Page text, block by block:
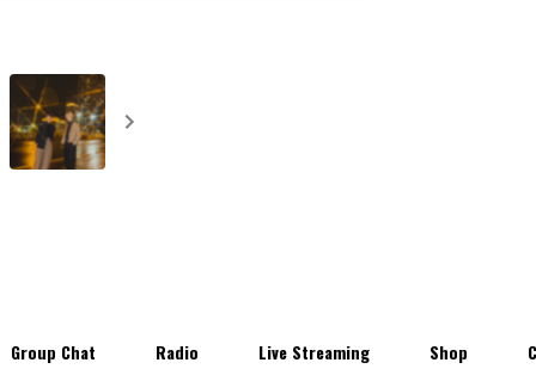
Group Chat Radio Live Streaming Shop